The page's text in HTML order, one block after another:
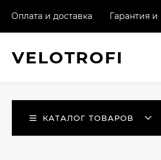
Оплата и доставка Гарантия и
VELOTROFI
КАТАЛОГ ТОВАРОВ